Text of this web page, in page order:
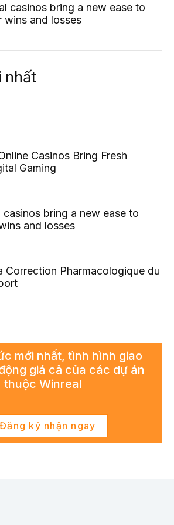
casinos bring a new ease to
wins and losses
nhất
Casinos Bring Fresh
Gaming
bring a new ease to
and losses
Correction Pharmacologique du
mới nhất, tình hình giao
giá cả của các dự án
thuộc Winreal
Đăng ký nhận ngay